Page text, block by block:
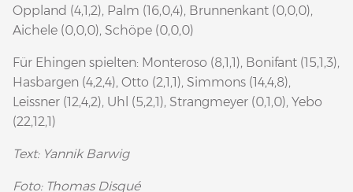
Oppland (4,1,2), Palm (16,0,4), Brunnenkant (0,0,0),
Aichele (0,0,0), Schöpe (0,0,0)
Für Ehingen spielten: Monteroso (8,1,1), Bonifant (15,1,3),
Hasbargen (4,2,4), Otto (2,1,1), Simmons (14,4,8),
Leissner (12,4,2), Uhl (5,2,1), Strangmeyer (0,1,0), Yebo
(22,12,1)
Text: Yannik Barwig
Foto: Thomas Disqué